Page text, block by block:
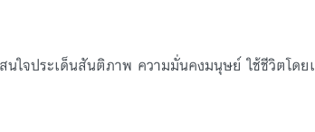
ใจประเด็นสันติภาพ ความมั่นคงมนุษย์ ใช้ชีวิตโด